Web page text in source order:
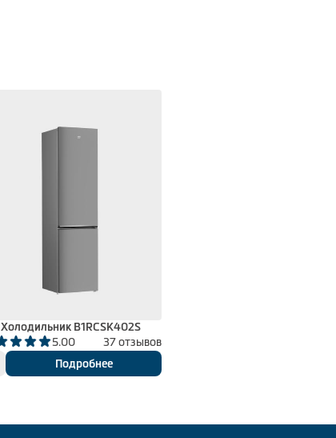
Холодильник B1RCSK402S
5.00
37 отзывов
Подробнее